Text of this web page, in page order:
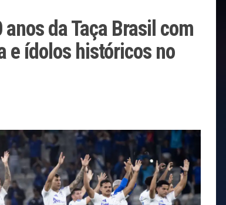
da Taça Brasil com
e ídolos históricos no